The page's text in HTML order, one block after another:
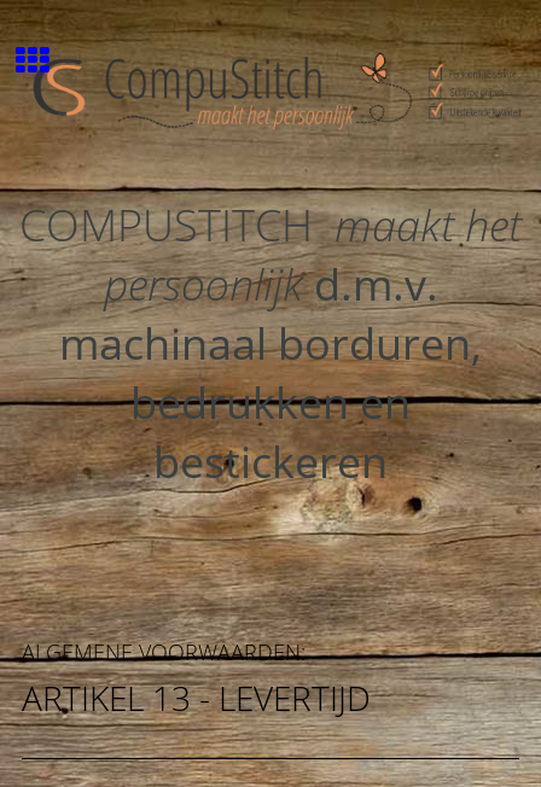
COMPUSTITCHmaakt het
persoonlijkd.m.v.
machinaal borduren,
bedrukken en
bestickeren
ALGEMENE VOORWAARDEN:
ARTIKEL 13 - LEVERTIJD